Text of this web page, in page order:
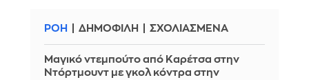
ΡΟΗ ΔΗΜΟΦΙΛΗ ΣΧΟΛΙΑΣΜΕΝΑ
Μαγικό ντεμπούτο από Καρέτσα στην
Ντόρτμουντ με γκολ κόντρα στην